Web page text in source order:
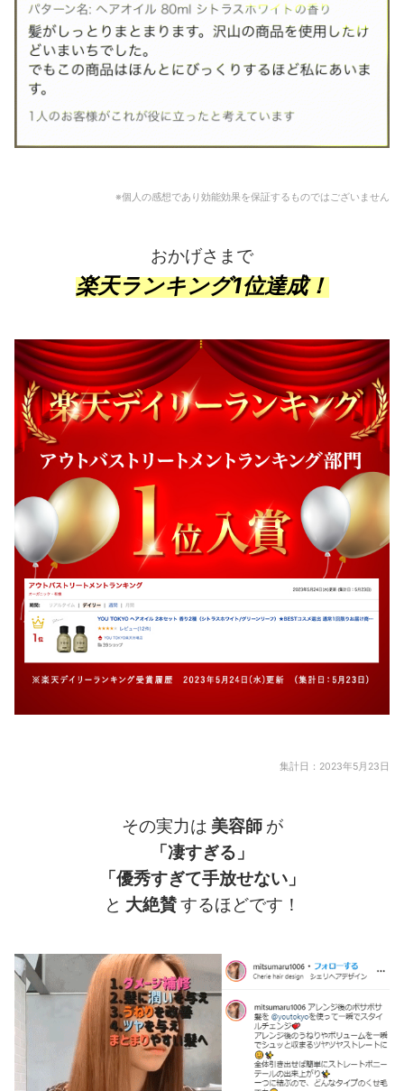
※個人の感想であり効能効果を保証するものではございません
おかげさまで
楽天ランキング1位達成！
集計日：2023年5月23日
その実力は 美容師 が
「凄すぎる」
「優秀すぎて手放せない」
と 大絶賛するほどです！